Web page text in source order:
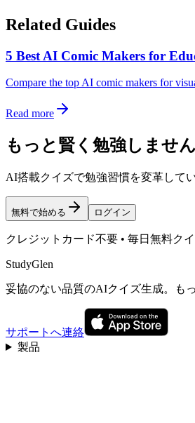
Related Guides
5 Best AI Comic Makers for
Compare the top AI comic makers for
Read more
もっと賢く勉強しませ
AI搭載クイズで勉強習慣を変革して
無料で始める ログイン
クレジットカード不要 • 毎日無料ク
StudyGlen
妥協のない品質のAIクイズ生成。も
サポートへ連絡
製品